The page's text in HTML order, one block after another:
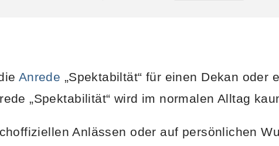
Anrede „Spektabiltät“ für einen Dekan oder
„Spektabilität“ wird im normalen Alltag
Anlässen oder auf persönlichen